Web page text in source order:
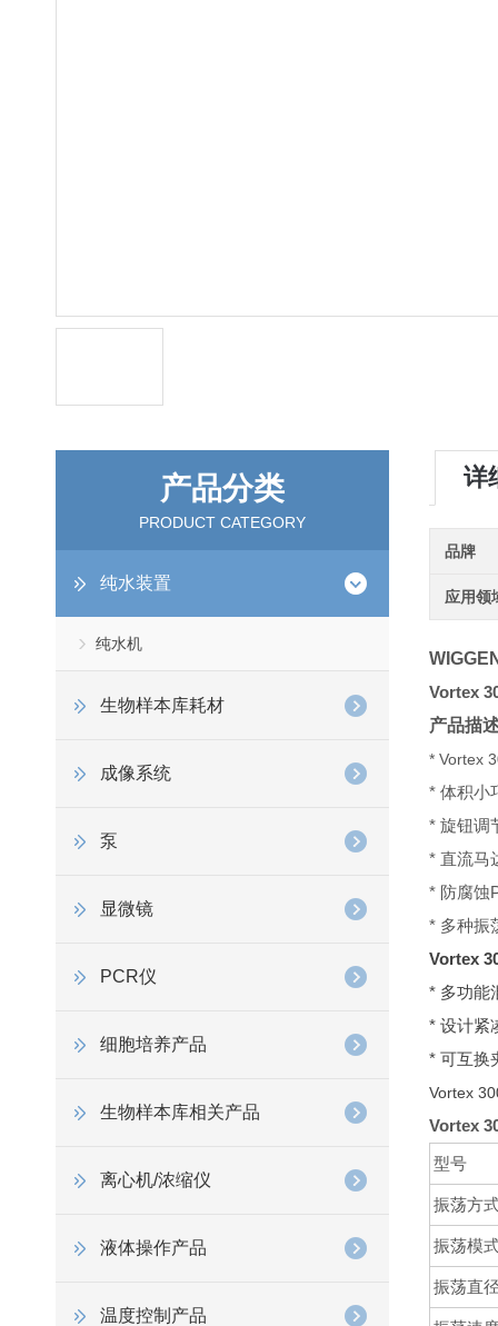
产品分类
PRODUCT CATEGORY
纯水装置
纯水机
生物样本库耗材
成像系统
泵
显微镜
PCR仪
细胞培养产品
生物样本库相关产品
离心机/浓缩仪
液体操作产品
温度控制产品
详
品牌
应用领
Vortex
产品描
* Vortex
* 体积小
* 旋钮调
* 直流马
* 防腐蚀
* 多种振
Vortex
* 多功能
* 设计紧
* 可互换
Vortex
Vortex
型号
振荡方
振荡模
振荡直